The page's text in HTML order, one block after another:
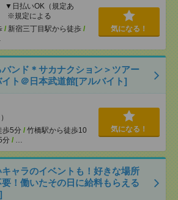
▼日払いOK（規定あ
※規定による
/ 新宿三丁目駅から徒歩 /
気になる！
バンド＊サカナクション＞ツアー
ト＠日本武道館[アルバイト]
歩5分 / 竹橋駅から徒歩10
分 / …
気になる！
ャラのイベントも！好きな場所
！働いたその日に給料もらえる